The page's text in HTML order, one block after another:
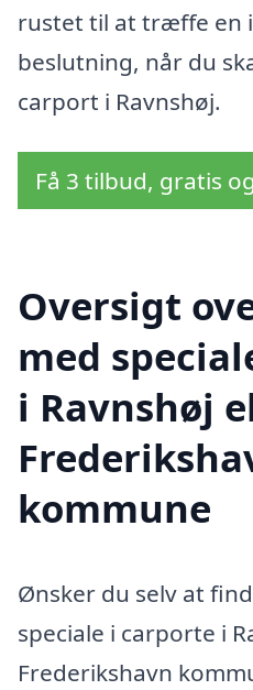
rustet til at træffe en
beslutning, når du
carport i Ravnshøj.
Få 3 tilbud, gratis
Oversigt
med
i Ravnshøj
kommune
Ønsker du selv at
speciale i carporte i
Frederikshavn